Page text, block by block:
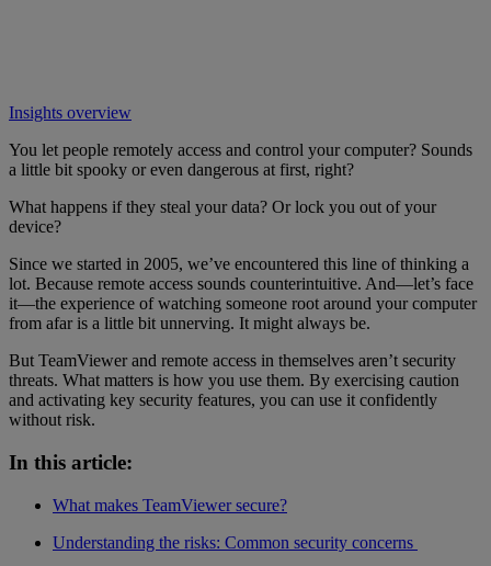
Insights overview
You let people remotely access and control your computer? Sounds
a little bit spooky or even dangerous at first, right?
What happens if they steal your data? Or lock you out of your
device?
Since we started in 2005, we’ve encountered this line of thinking a
lot. Because remote access sounds counterintuitive. And—let’s face
it—the experience of watching someone root around your computer
from afar is a little bit unnerving. It might always be.
But TeamViewer and remote access in themselves aren’t security
threats. What matters is how you use them. By exercising caution
and activating key security features, you can use it confidently
without risk.
In this article:
What makes TeamViewer secure?
Understanding the risks: Common security concerns